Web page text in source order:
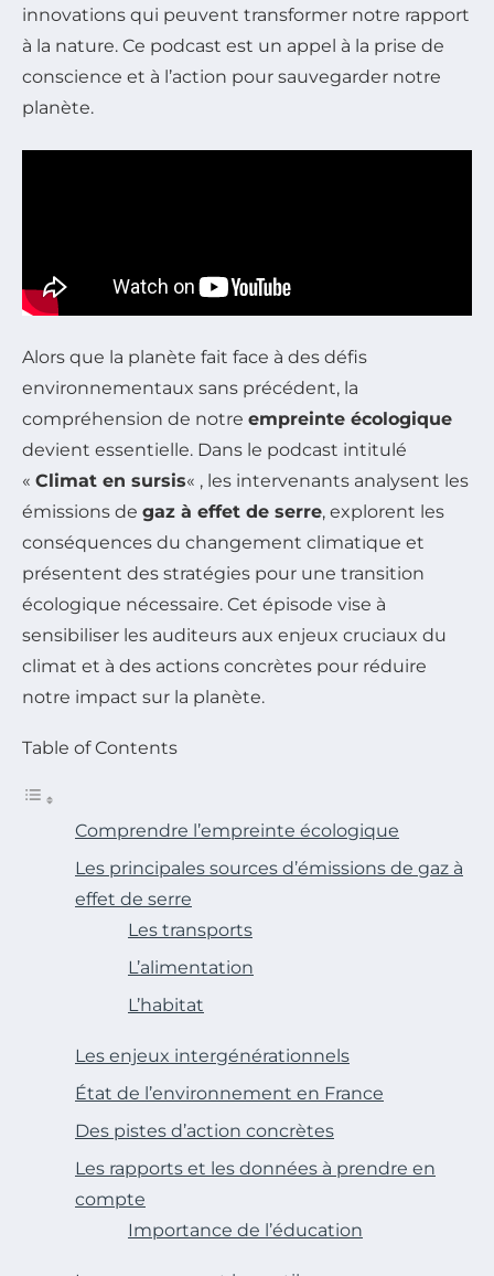
innovations qui peuvent transformer notre rapport
à la nature. Ce podcast est un appel à la prise de
conscience et à l’action pour sauvegarder notre
planète.
Alors que la planète fait face à des défis
environnementaux sans précédent, la
compréhension de notre empreinte écologique
devient essentielle. Dans le podcast intitulé
« Climat en sursis« , les intervenants analysent les
émissions de gaz à effet de serre, explorent les
conséquences du changement climatique et
présentent des stratégies pour une transition
écologique nécessaire. Cet épisode vise à
sensibiliser les auditeurs aux enjeux cruciaux du
climat et à des actions concrètes pour réduire
notre impact sur la planète.
Table of Contents
Comprendre l’empreinte écologique
Les principales sources d’émissions de gaz à
effet de serre
Les transports
L’alimentation
L’habitat
Les enjeux intergénérationnels
État de l’environnement en France
Des pistes d’action concrètes
Les rapports et les données à prendre en
compte
Importance de l’éducation